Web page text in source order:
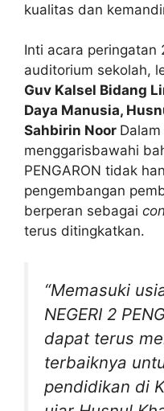
kualitas dan
Inti acara peringatan
auditorium sekolah,
Guv Kalsel Bidang
Daya Manusia,
Sahbirin Noor
menggarisbawahi
PENGARON tidak
pengembangan
berperan sebagai
terus ditingkatkan.
“Memasuki
NEGERI 2
dapat terus
terbaiknya
pendidikan di